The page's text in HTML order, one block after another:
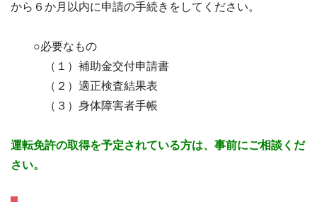
から６か月以内に申請の手続きをしてください。
○必要なもの
（１）補助金交付申請書
（２）適正検査結果表
（３）身体障害者手帳
運転免許の取得を予定されている方は、事前にご相談くだ
さい。